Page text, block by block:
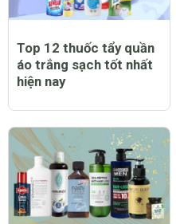
Top 12 thuốc tẩy quần
áo trắng sạch tốt nhất
hiện nay